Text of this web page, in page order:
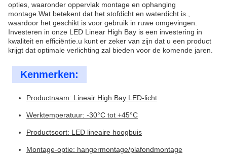
opties, waaronder oppervlak montage en ophanging
montage.Wat betekent dat het stofdicht en waterdicht is.,
waardoor het geschikt is voor gebruik in ruwe omgevingen.
Investeren in onze LED Linear High Bay is een investering in
kwaliteit en efficiëntie.u kunt er zeker van zijn dat u een product
krijgt dat optimale verlichting zal bieden voor de komende jaren.
Kenmerken:
Productnaam: Lineair High Bay LED-licht
Werktemperatuur: -30°C tot +45°C
Productsoort: LED lineaire hoogbuis
Montage-optie: hangermontage/plafondmontage